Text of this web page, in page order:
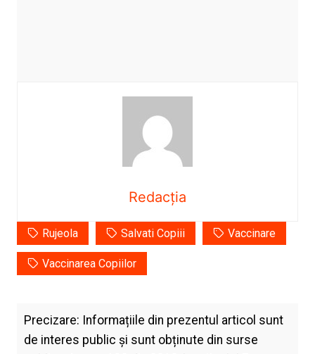
Redacția
Rujeola Salvati Copiii Vaccinare
Vaccinarea Copiilor
Precizare: Informațiile din prezentul articol sunt
de interes public și sunt obținute din surse